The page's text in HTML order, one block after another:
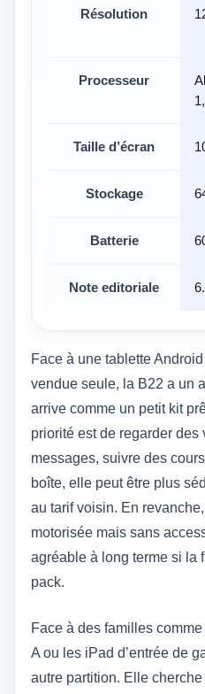
Résolution
Processeur
Taille d’écran
Stockage
Batterie
Note editoriale
Face à une tablette
vendue seule, la B22 a un
arrive comme un petit kit
priorité est de regarder
messages, suivre des
boîte, elle peut être plus
au tarif voisin. En
motorisée mais sans
agréable à long terme si la
pack.
Face à des familles
A ou les iPad d’entrée de
autre partition. Elle